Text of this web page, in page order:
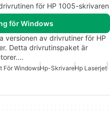
för HP 1005-skrivaren
för Windows
versionen av drivrutiner för HP
Detta drivrutinspaket är
För WindowsHp-SkrivareHp Laserjet